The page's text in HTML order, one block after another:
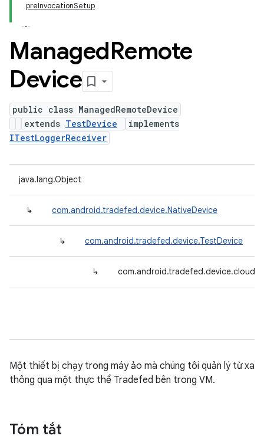
preInvocationSetup
ManagedRemote
Device
public class ManagedRemoteDevice
extends TestDevice
implements
ITestLoggerReceiver
java.lang.Object
↳ com.android.tradefed.device.NativeDevice
↳ com.android.tradefed.device.TestDevice
↳
Một thiết bị chạy trong máy ảo mà chúng tôi quản lý từ xa
thông qua một thực thể Tradefed bên trong VM.
Tóm tắt